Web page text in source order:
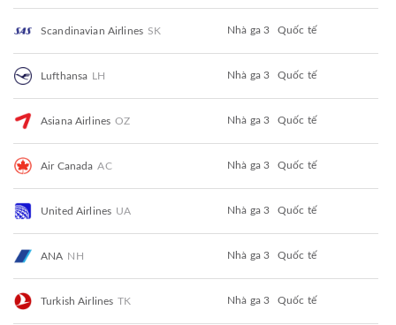
Scandinavian Airlines SK Nhà ga 3 Quốc tế
Lufthansa LH Nhà ga 3 Quốc tế
Asiana Airlines OZ Nhà ga 3 Quốc tế
Air Canada AC Nhà ga 3 Quốc tế
United Airlines UA Nhà ga 3 Quốc tế
ANA NH Nhà ga 3 Quốc tế
Turkish Airlines TK Nhà ga 3 Quốc tế